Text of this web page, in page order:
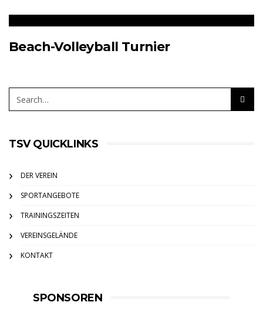
Beach-Volleyball Turnier
TSV QUICKLINKS
DER VEREIN
SPORTANGEBOTE
TRAININGSZEITEN
VEREINSGELÄNDE
KONTAKT
SPONSOREN